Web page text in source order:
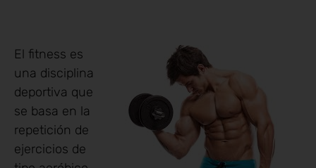
El fitness es
una disciplina
deportiva que
se basa en la
repetición de
ejercicios de